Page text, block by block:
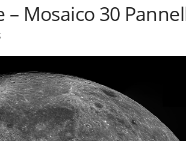
– Mosaico 30